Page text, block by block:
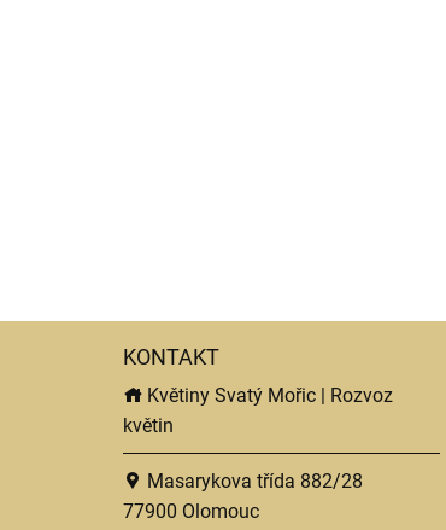
KONTAKT
Květiny Svatý Mořic | Rozvoz
květin
Masarykova třída 882/28
77900 Olomouc